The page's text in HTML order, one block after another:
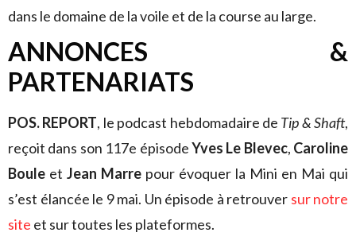
dans le domaine de la voile et de la course au large.
ANNONCES &
PARTENARIATS
POS. REPORT, le podcast hebdomadaire de Tip & Shaft,
reçoit dans son 117e épisodeYves Le Blevec, Caroline
Boule et Jean Marre pour évoquer la Mini en Mai qui
s’est élancée le 9 mai. Un épisode à retrouver sur notre
site et sur toutes les plateformes.